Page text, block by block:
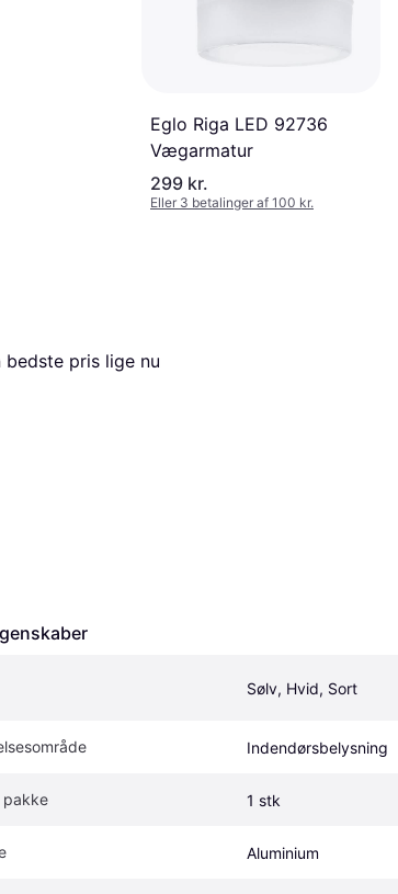
Eglo Riga LED 92736
Vægarmatur
299 kr.
Eller 3 betalinger af 100 kr.
bedste pris lige nu
Sølv, Hvid, Sort
Indendørsbelysning
pakke 1 stk
Aluminium